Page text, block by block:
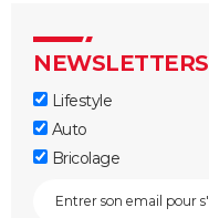
NEWSLETTERS
Lifestyle
Auto
Bricolage